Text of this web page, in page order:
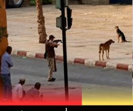
Compartir en:
TEMAS RELACIONADOS: DIENTES
HALLOWEEN
INFLUENCER